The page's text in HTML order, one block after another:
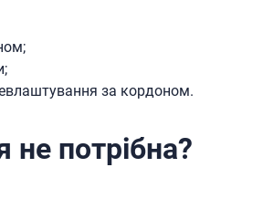
за кордоном.
не потрібна?